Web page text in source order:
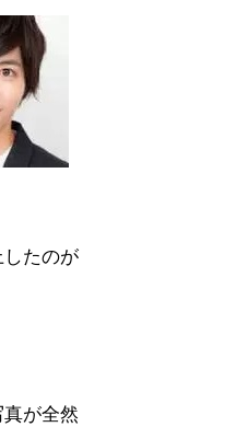
したのが
が全然